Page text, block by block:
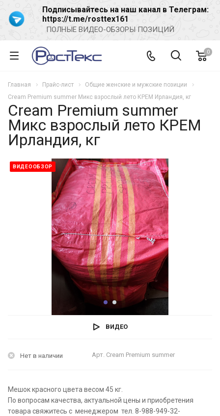
Подписывайтесь на наш канал в Телеграм:
https://t.me/rosttex161
ПОЛНЫЕ ВИДЕО-ОБЗОРЫ ПОЗИЦИЙ
0
Главная Прайс-лист
Общие женские и мужские позиции
Cream Premium summer Микс взрослый лето КРЕМ Ирландия, кг
Cream Premium summer
Микс взрослый лето КРЕМ
Ирландия, кг
ВИДЕООБЗОР
ВИДЕО
Нет в наличии Арт. Cream Premium summer
Мешок красного цвета весом 45 кг.
По вопросам качества, актуальной цены и приобретения
товара свяжитесь с менеджером тел. 8-988-949-32-